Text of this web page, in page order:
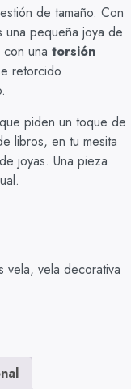
de tamaño. Con
una pequeña joya de
una torsión
retorcido
piden un toque de
libros, en tu mesita
joyas. Una pieza
vela, vela decorativa